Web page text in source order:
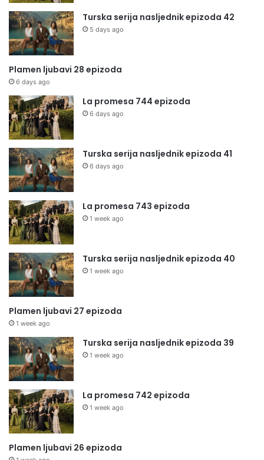
Turska serija nasljednik epizoda 42
5 days ago
Plamen ljubavi 28 epizoda
6 days ago
La promesa 744 epizoda
6 days ago
Turska serija nasljednik epizoda 41
6 days ago
La promesa 743 epizoda
1 week ago
Turska serija nasljednik epizoda 40
1 week ago
Plamen ljubavi 27 epizoda
1 week ago
Turska serija nasljednik epizoda 39
1 week ago
La promesa 742 epizoda
1 week ago
Plamen ljubavi 26 epizoda